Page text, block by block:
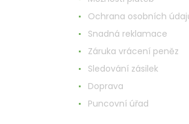
Ochrana osobních
Snadná reklamace
Záruka vrácení peněz
Sledování zásilek
Doprava
Puncovní úřad